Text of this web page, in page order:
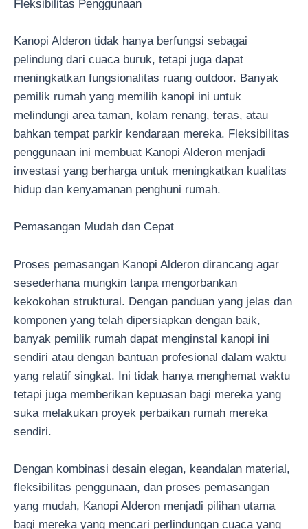
Fleksibilitas Penggunaan
Kanopi Alderon tidak hanya berfungsi sebagai
pelindung dari cuaca buruk, tetapi juga dapat
meningkatkan fungsionalitas ruang outdoor. Banyak
pemilik rumah yang memilih kanopi ini untuk
melindungi area taman, kolam renang, teras, atau
bahkan tempat parkir kendaraan mereka. Fleksibilitas
penggunaan ini membuat Kanopi Alderon menjadi
investasi yang berharga untuk meningkatkan kualitas
hidup dan kenyamanan penghuni rumah.
Pemasangan Mudah dan Cepat
Proses pemasangan Kanopi Alderon dirancang agar
sesederhana mungkin tanpa mengorbankan
kekokohan struktural. Dengan panduan yang jelas dan
komponen yang telah dipersiapkan dengan baik,
banyak pemilik rumah dapat menginstal kanopi ini
sendiri atau dengan bantuan profesional dalam waktu
yang relatif singkat. Ini tidak hanya menghemat waktu
tetapi juga memberikan kepuasan bagi mereka yang
suka melakukan proyek perbaikan rumah mereka
sendiri.
Dengan kombinasi desain elegan, keandalan material,
fleksibilitas penggunaan, dan proses pemasangan
yang mudah, Kanopi Alderon menjadi pilihan utama
bagi mereka yang mencari perlindungan cuaca yang